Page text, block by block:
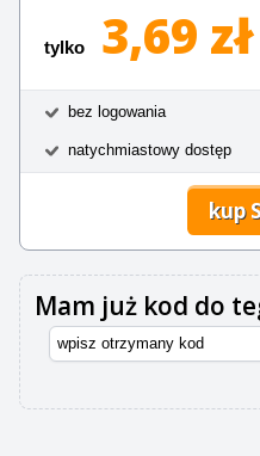
tylko 3,69 zł
bez logowania
natychmiastowy dostęp
kup
Mam już kod do